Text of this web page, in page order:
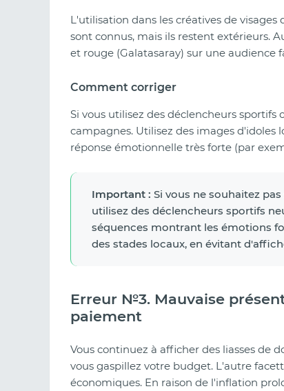
L'utilisation dans les créatives de
sont connus, mais ils restent extérieurs.
et rouge (Galatasaray) sur une audience
Comment corriger
Si vous utilisez des déclencheurs
campagnes. Utilisez des images
réponse émotionnelle très forte (par
Important : Si vous ne souhaitez
utilisez des déclencheurs sportifs
séquences montrant les émotions
des stades locaux, en évitant
Erreur №3. Mauvaise
paiement
Vous continuez à afficher des liasses de
vous gaspillez votre budget. L'autre
économiques. En raison de l'inflation